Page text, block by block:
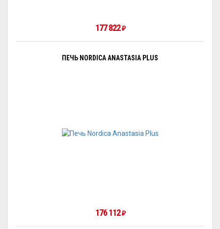
177 822₽
ПЕЧЬ NORDICA ANASTASIA PLUS
176 112₽